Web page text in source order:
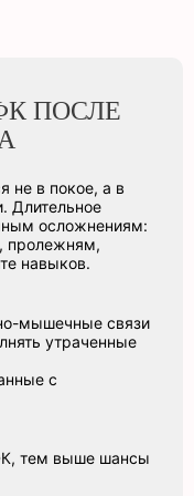
ПОСЛЕ
не в покое, а в
Длительное
осложнениям:
пролежням,
навыков.
мышечные связи
утраченные
с
тем выше шансы